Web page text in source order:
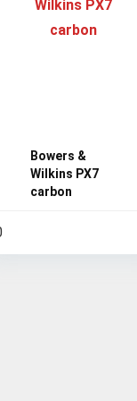
Bowers &
Wilkins PX7
carbon